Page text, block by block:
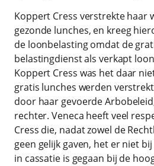
Koppert Cress verstrekte haar
gezonde lunches, en kreeg
de loonbelasting omdat de
belastingdienst als verkapt
Koppert Cress was het daar
gratis lunches werden
door haar gevoerde
rechter. Veneca heeft veel
Cress die, nadat zowel de
geen gelijk gaven, het er niet
in cassatie is gegaan bij de